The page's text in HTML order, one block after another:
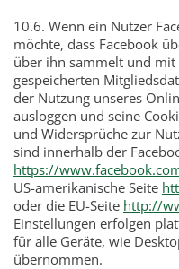
10.6. Wenn ein Nutzer
möchte, dass Facebook
über ihn sammelt und mit
gespeicherten
der Nutzung unseres
ausloggen und seine
und Widersprüche zur
sind innerhalb der
https://
US-amerikanische Seite
oder die EU-Seite http://
Einstellungen erfolgen
für alle Geräte, wie
übernommen.